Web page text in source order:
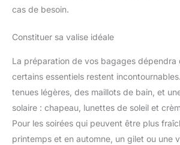
cas de besoin.
Constituer sa valise idéale
La préparation de vos bagages dépendra
certains essentiels restent
tenues légères, des maillots de bain, et
solaire : chapeau, lunettes de soleil et
Pour les soirées qui peuvent être plus
printemps et en automne, un gilet ou une